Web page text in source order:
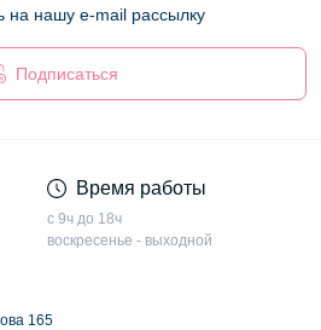
на нашу e-mail рассылку
Подписаться
Время работы
с 9ч до 18ч
воскресенье - выходной
165